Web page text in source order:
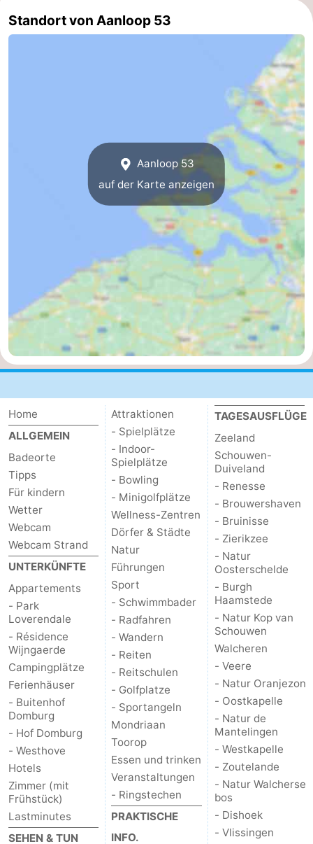
Oosterschelde
Burgh
-
Mantelingen
Natur
Walcherse
bos
Dishoek
-
Vlissingen
-
Middelburg
Zeeuws-
Vlaanderen
-
Nieuwvliet
-
Sluis
-
Cadzand
-
Natur
Het
Zwin
Wetter
Kontakt
Standort von Aanloop 53
Aanloop 53
auf der Karte anzeigen
Home
ALLGEMEIN
Badeorte
Tipps
Für kindern
Wetter
Webcam
Webcam Strand
UNTERKÜNFTE
Appartements
- Park
Loverendale
- Résidence
Wijngaerde
Campingplätze
Ferienhäuser
- Buitenhof
Domburg
- Hof Domburg
- Westhove
Hotels
Zimmer (mit
Frühstück)
Lastminutes
SEHEN & TUN
Attraktionen
- Spielplätze
- Indoor-
Spielplätze
- Bowling
- Minigolfplätze
Wellness-Zentren
Dörfer & Städte
Natur
Führungen
Sport
- Schwimmbader
- Radfahren
- Wandern
- Reiten
- Reitschulen
- Golfplatze
- Sportangeln
Mondriaan
Toorop
Essen und trinken
Veranstaltungen
- Ringstechen
PRAKTISCHE
INFO.
TAGESAUSFLÜGE
Zeeland
Schouwen-
Duiveland
- Renesse
- Brouwershaven
- Bruinisse
- Zierikzee
- Natur
Oosterschelde
- Burgh
Haamstede
- Natur Kop van
Schouwen
Walcheren
- Veere
- Natur Oranjezon
- Oostkapelle
- Natur de
Mantelingen
- Westkapelle
- Zoutelande
- Natur Walcherse
bos
- Dishoek
- Vlissingen